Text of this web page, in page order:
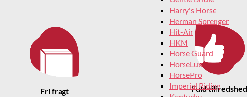
Harry's Horse
Herman Sprenger
Hit-Air
HKM
Horse Guard
HorseLux
HorsePro
Imperial Riding
Fri fragt
Fuld tilfredshed